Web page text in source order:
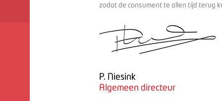
zodat de consument te allen tijd terug
P. Niesink
Algemeen directeur